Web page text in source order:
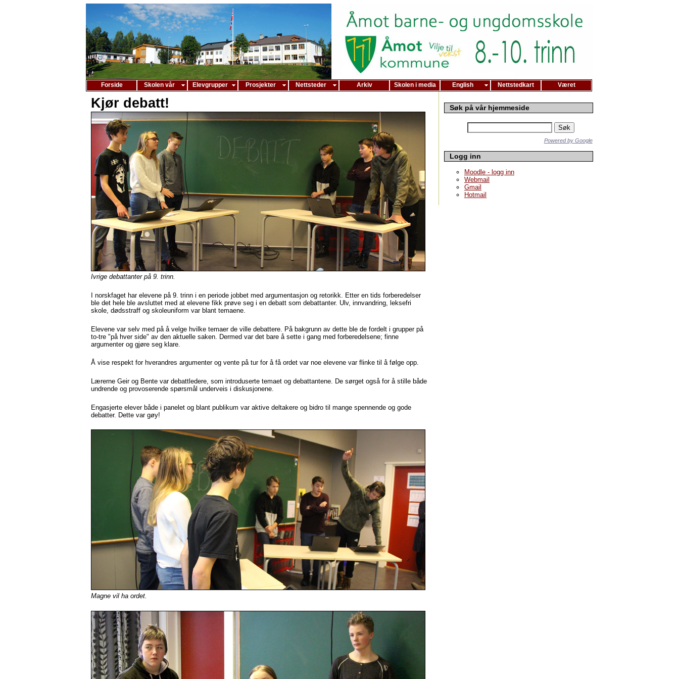
Forside Skolen vår Elevgrupper Prosjekter Nettsteder Arkiv Skolen i media English Nettstedkart Været
Søk på vår hjemmeside
Powered by Google
Logg inn
Moodle - logg inn
Webmail
Gmail
Hotmail
Kjør debatt!
Ivrige debattanter på 9. trinn.
I norskfaget har elevene på 9. trinn i en periode jobbet med argumentasjon og retorikk. Etter en tids forberedelser
ble det hele ble avsluttet med at elevene fikk prøve seg i en debatt som debattanter. Ulv, innvandring, leksefri
skole, dødsstraff og skoleuniform var blant temaene.
Elevene var selv med på å velge hvilke temaer de ville debattere. På bakgrunn av dette ble de fordelt i grupper på
to-tre "på hver side" av den aktuelle saken. Dermed var det bare å sette i gang med forberedelsene; finne
argumenter og gjøre seg klare.
Å vise respekt for hverandres argumenter og vente på tur for å få ordet var noe elevene var flinke til å følge opp.
Lærerne Geir og Bente var debattledere, som introduserte temaet og debattantene. De sørget også for å stille både
undrende og provoserende spørsmål underveis i diskusjonene.
Engasjerte elever både i panelet og blant publikum var aktive deltakere og bidro til mange spennende og gode
debatter. Dette var gøy!
Magne vil ha ordet.